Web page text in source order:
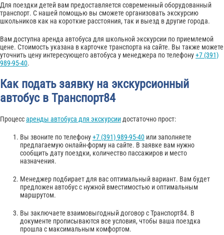
Для поездки детей вам предоставляется современный оборудованный
транспорт. С нашей помощью вы сможете организовать экскурсию
школьников как на короткие расстояния, так и выезд в другие города.
Вам доступна аренда автобуса для школьной экскурсии по приемлемой
цене. Стоимость указана в карточке транспорта на сайте. Вы также можете
уточнить цену интересующего автобуса у менеджера по телефону+7 (391)
989-95-40.
Как подать заявку на экскурсионный
автобус в Транспорт84
Процессаренды автобуса для экскурсии достаточно прост:
Вы звоните по телефону+7 (391) 989-95-40 или заполняете
предлагаемую онлайн-форму на сайте. В заявке вам нужно
сообщить дату поездки, количество пассажиров и место
назначения.
Менеджер подбирает для вас оптимальный вариант. Вам будет
предложен автобус с нужной вместимостью и оптимальным
маршрутом.
Вы заключаете взаимовыгодный договор с Транспорт84. В
документе прописываются все условия, чтобы ваша поездка
прошла с максимальным комфортом.